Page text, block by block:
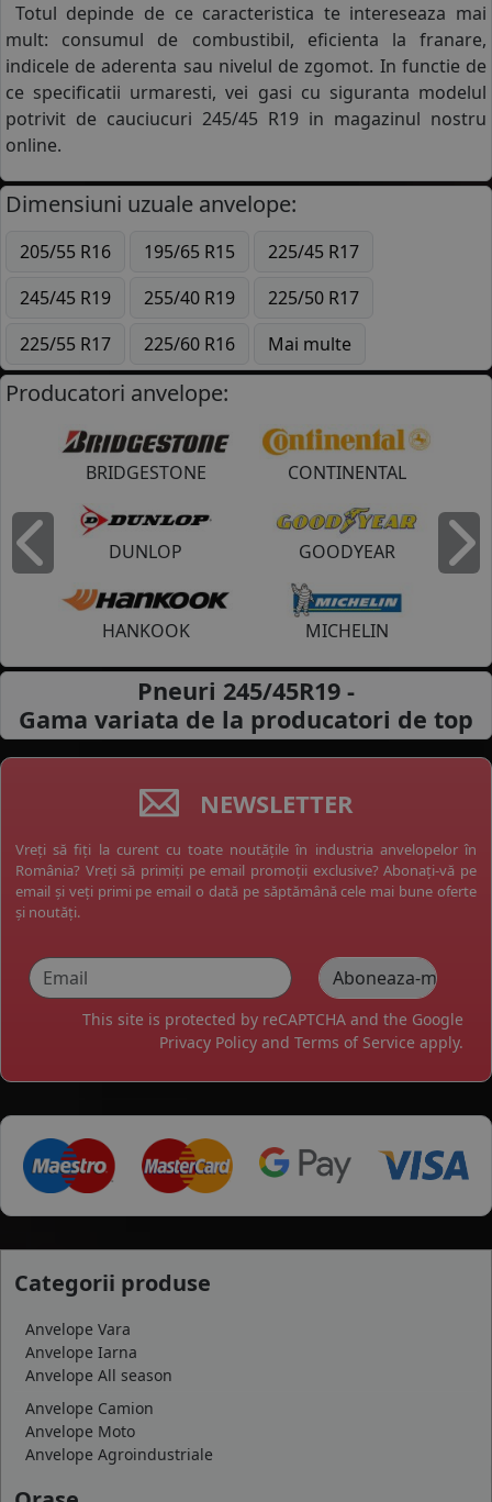
Totul depinde de ce caracteristica te intereseaza mai
mult: consumul de combustibil, eficienta la franare,
indicele de aderenta sau nivelul de zgomot. In functie de
ce specificatii urmaresti, vei gasi cu siguranta modelul
potrivit de cauciucuri 245/45 R19 in magazinul nostru
online.
Dimensiuni uzuale anvelope:
205/55 R16 195/65 R15
225/45 R17
245/45 R19
255/40 R19
225/50 R17
225/55 R17
225/60 R16 Mai multe
Producatori anvelope:
BRIDGESTONE CONTINENTAL
DUNLOP GOODYEAR
HANKOOK MICHELIN
Inapoi
Pneuri 245/45R19 -
Gama variata de la producatori de top
NEWSLETTER
Vreți să fiți la curent cu toate noutățile în industria anvelopelor în
România? Vreți să primiți pe email promoții exclusive? Abonați-vă pe
email și veți primi pe email o dată pe săptămână cele mai bune oferte
și noutăți.
This site is protected by reCAPTCHA and the Google
Privacy Policy and Terms of Service apply.
Categorii produse
Anvelope Vara
Anvelope Iarna
Anvelope All season
Anvelope Camion
Anvelope Moto
Anvelope Agroindustriale